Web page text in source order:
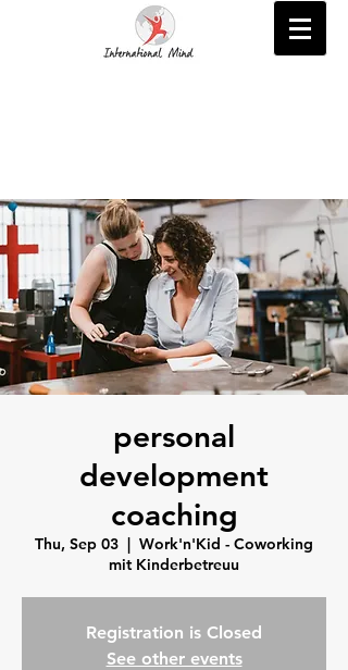
personal
development
coaching
Thu, Sep 03
  |
Work'n'Kid - Coworking
mit Kinderbetreuu
Registration is Closed
See other events